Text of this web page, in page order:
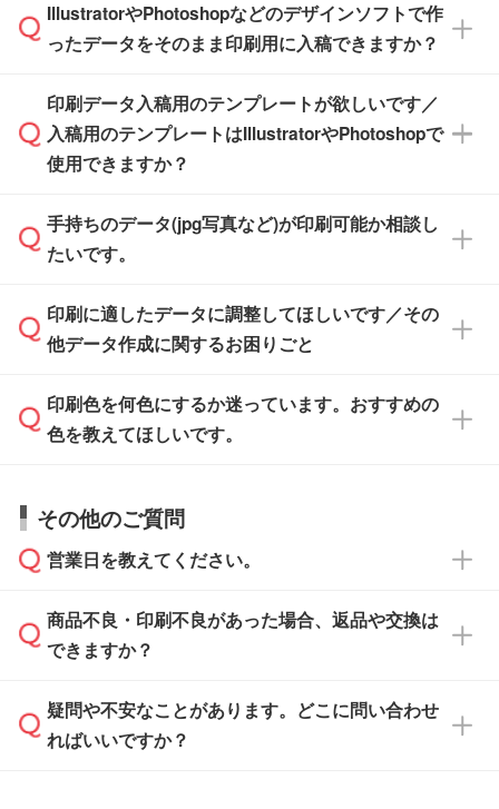
品が決まりましたらお早めのご発注をお願いい
たします。
※土日祝日を除く営業日換算です。
※沖縄・離島は追加日数がかかります。
箱の作成は原則承っておりません。
無料の「デザインシミュレーター」を使えば、
PCやスマホから簡単にデザインを作成できま
ザインソフトがなくても安心です。
また、「データ作成サービス
せいただければ、弊社にて無料でデザインデー
タを1点作成いたします。
IllustratorやPhotoshopなどのデザインソフトで作
ったデータをそのまま印刷用に入稿できますか？
IllustratorやPhotoshop、CLIP STUDIOなどのデ
ザインソフトでこだわりのデザインを作成した
い方は、完全データ入稿
積・ご注文フォームにアップロードしてご入稿
ください。
ご入稿後は経験豊富なスタッフがデータに不備
がないかチェックし、お客様と確認してから印
刷に進みますので、ご安心ください。
印刷データ入稿用のテンプレートが欲しいです／
入稿用のテンプレートはIllustratorやPhotoshopで
使用できますか？
一部商品は入稿用テンプレートのご用意があり
ます。各商品ページの『印刷方法・テンプレー
入稿用のテンプレートはPDF形式ですが、
IllustratorやPhotoshopで開いてご利用いただけ
方」をご確認ください。
手持ちのデータ(jpg写真など)が印刷可能か相談し
たいです。
印刷に適したデータ・解像度かどうか、担当ス
タッフが事前に確認いたします。
ムへ添付いただくか、担当スタッフ宛にメール
でお送りください。
い合わせください。
なお、印刷用データの作り方に関する詳細は、
印刷に適したデータに調整してほしいです／その
他データ作成に関するお困りごと
データ作成でお困りの際には、担当スタッフが
サポートいたしますのでお気軽にご相談くださ
から添付してお送りください。
・解像度の低いデータをトレース/調整してほ
しい
解像度の低い画像や、手書きのイラスト、写真
などを、印刷に適したベクターデータに変換し
・フルカラーデータを1色に変換してほしい
印刷色を何色にするか迷っています。おすすめの
色を教えてほしいです。
相談いただきますと、担当スタッフがお客様の
ご希望や商品の本体色を確認し、印刷色をご提
本体色がブラック、ネイビーなど濃色の場合は
白色か淡い色の印刷色をおすすめしておりま
す。
本体色がナチュラルなど淡色の場合、印刷をく
っきりと目立たせたいときは濃い印刷色が、柔
らかい雰囲気にしたいときは淡い印刷色が映え
その他のご質問
営業日を教えてください。
営業日は平日の10:00～18:00で、土日祝日はお
休みとなります。注文・見積・お問い合わせ
速やかに対応いたします。
商品不良・印刷不良があった場合、返品や交換は
できますか？
お手数をお掛けいたしますが、至急担当スタッ
フまでご連絡ください。商品の状況を確認し、
疑問や不安なことがあります。どこに問い合わせ
ればいいですか？